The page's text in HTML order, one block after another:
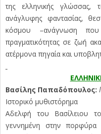
της ελληνικής γλώσσας,
ανάγλυφης φαντασίας,
κόσμου –ανάγνωση που
πραγματικότητας σε ζωή
ατέρμονα πηγαία και
Βασίλης Παπαδόπουλος:
Ιστορικό μυθιστόρημα
Αδελφή του Βασίλειου
γεννημένη στην πορφύρα